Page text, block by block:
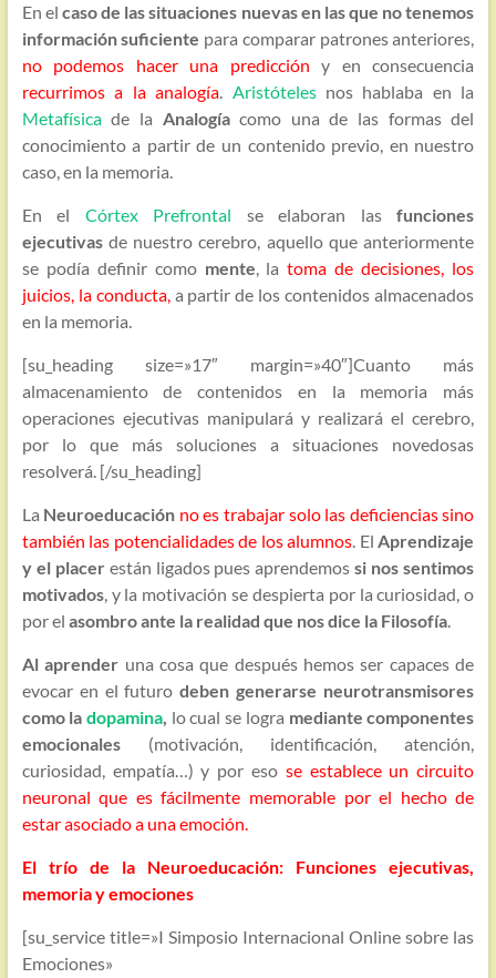
En elcaso de las situaciones nuevas en las que no tenemos
información suficiente para comparar patrones anteriores,
no podemos hacer una predicción y en consecuencia
recurrimos a la analogía. Aristótelesnos hablaba en la
Metafísicade la Analogíacomo una de las formas del
conocimiento a partir de un contenido previo, en nuestro
caso, en la memoria.
En el Córtex Prefrontal se elaboran lasfunciones
ejecutivasde nuestro cerebro, aquello que anteriormente
se podía definir como mente, latoma de decisiones, los
juicios, la conducta,a partir de los contenidos almacenados
en la memoria.
[su_heading size=»17″ margin=»40″]Cuanto más
almacenamiento de contenidos en la memoria más
operaciones ejecutivas manipulará y realizará el cerebro,
por lo que más soluciones a situaciones novedosas
resolverá. [/su_heading]
La Neuroeducación no es trabajar solo las deficiencias sino
también las potencialidades de los alumnos. ElAprendizaje
y el placerestán ligados pues aprendemos si nos sentimos
motivados, y la motivación se despierta por la curiosidad, o
por el asombro ante la realidad que nos dice la Filosofía.
Al aprender una cosa que después hemos ser capaces de
evocar en el futurodeben generarse neurotransmisores
como ladopamina, lo cual se logra mediante componentes
emocionales(motivación, identificación, atención,
curiosidad, empatía…) y por eso se establece un circuito
neuronal que es fácilmente memorable por el hecho de
estar asociado a una emoción.
El trío de la Neuroeducación: Funciones ejecutivas,
memoria y emociones
[su_service title=»I Simposio Internacional Online sobre las
Emociones»